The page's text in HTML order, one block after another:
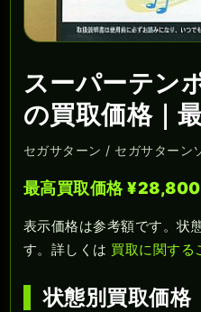
スーパーテン
の買取価格｜
セガサターン / セガサターン
最高買取価格 ¥28,800
表示価格は参考額です。状
す。詳しくは 買取に関する
状態別買取価格